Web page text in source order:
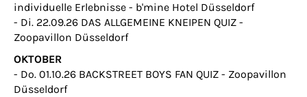
individuelle Erlebnisse - b'mine Hotel Düsseldorf
- Di. 22.09.26 DAS ALLGEMEINE KNEIPEN QUIZ -
Zoopavillon Düsseldorf
OKTOBER
- Do. 01.10.26 BACKSTREET BOYS FAN QUIZ - Zoopavillon
Düsseldorf